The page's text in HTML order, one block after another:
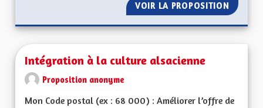
VOIR LA PROPOSITION
Intégration à la culture alsacienne
Proposition anonyme
Mon Code postal (ex : 68 000) : Améliorer l’offre de